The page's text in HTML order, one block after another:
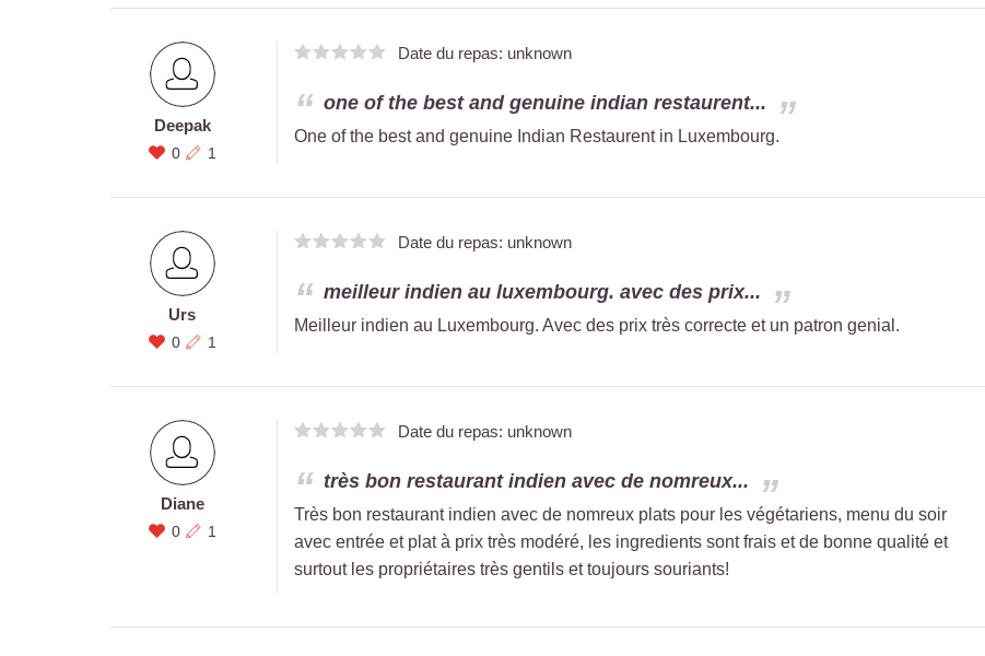
Deepak
0 1
Date du repas: unknown
one of the best and genuine indian restaurent...
One of the best and genuine Indian Restaurent in Luxembourg.
Urs
0 1
Date du repas: unknown
meilleur indien au luxembourg. avec des prix...
Meilleur indien au Luxembourg. Avec des prix très correcte et un patron genial.
Diane
0 1
Date du repas: unknown
très bon restaurant indien avec de nomreux...
Très bon restaurant indien avec de nomreux plats pour les végétariens, menu du soir
avec entrée et plat à prix très modéré, les ingredients sont frais et de bonne qualité et
surtout les propriétaires très gentils et toujours souriants!